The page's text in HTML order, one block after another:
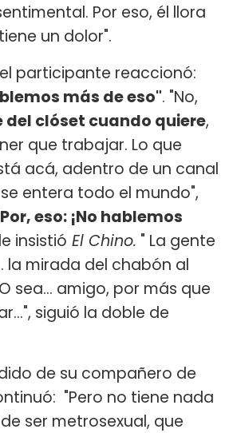
Por eso, él llora
un dolor".
participante reaccionó:
más de eso". "No,
del clóset cuando quiere,
que trabajar. Lo que
acá, adentro de un canal
entera todo el mundo",
Por, eso: ¡No hablemos
insistió El Chino. " La gente
la mirada del chabón al
sea... amigo, por más que
siguió la doble de
de su compañero de
"Pero no tiene nada
ser metrosexual, que